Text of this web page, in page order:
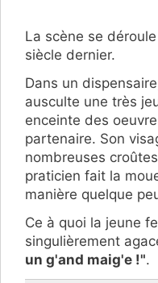
La scène se
siècle dernier.
Dans un
ausculte une très
enceinte des
partenaire. Son
nombreuses
praticien fait la
manière quelque
Ce à quoi la jeune
singulièrement
un g'and maig'e !".